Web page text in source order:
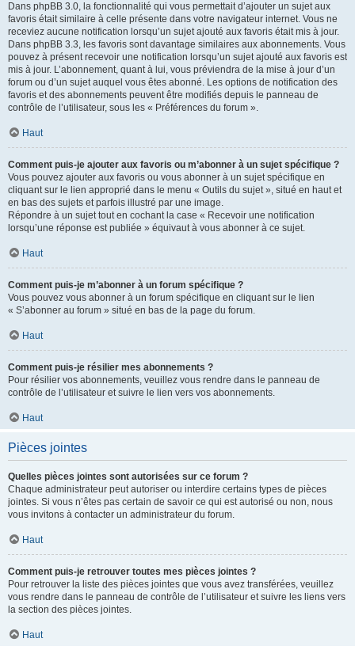
Dans phpBB 3.0, la fonctionnalité qui vous permettait d’ajouter un sujet aux
favoris était similaire à celle présente dans votre navigateur internet. Vous ne
receviez aucune notification lorsqu’un sujet ajouté aux favoris était mis à jour.
Dans phpBB 3.3, les favoris sont davantage similaires aux abonnements. Vous
pouvez à présent recevoir une notification lorsqu’un sujet ajouté aux favoris est
mis à jour. L’abonnement, quant à lui, vous préviendra de la mise à jour d’un
forum ou d’un sujet auquel vous êtes abonné. Les options de notification des
favoris et des abonnements peuvent être modifiés depuis le panneau de
contrôle de l’utilisateur, sous les « Préférences du forum ».
Haut
Comment puis-je ajouter aux favoris ou m’abonner à un sujet spécifique ?
Vous pouvez ajouter aux favoris ou vous abonner à un sujet spécifique en
cliquant sur le lien approprié dans le menu « Outils du sujet », situé en haut et
en bas des sujets et parfois illustré par une image.
Répondre à un sujet tout en cochant la case « Recevoir une notification
lorsqu’une réponse est publiée » équivaut à vous abonner à ce sujet.
Haut
Comment puis-je m’abonner à un forum spécifique ?
Vous pouvez vous abonner à un forum spécifique en cliquant sur le lien
« S’abonner au forum » situé en bas de la page du forum.
Haut
Comment puis-je résilier mes abonnements ?
Pour résilier vos abonnements, veuillez vous rendre dans le panneau de
contrôle de l’utilisateur et suivre le lien vers vos abonnements.
Haut
Pièces jointes
Quelles pièces jointes sont autorisées sur ce forum ?
Chaque administrateur peut autoriser ou interdire certains types de pièces
jointes. Si vous n’êtes pas certain de savoir ce qui est autorisé ou non, nous
vous invitons à contacter un administrateur du forum.
Haut
Comment puis-je retrouver toutes mes pièces jointes ?
Pour retrouver la liste des pièces jointes que vous avez transférées, veuillez
vous rendre dans le panneau de contrôle de l’utilisateur et suivre les liens vers
la section des pièces jointes.
Haut